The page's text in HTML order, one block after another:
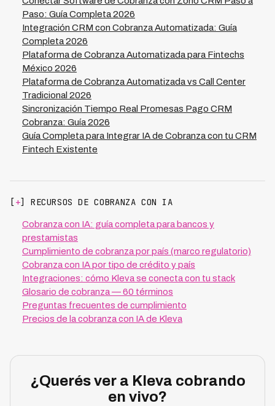
significativamente los resultados de cobranza
tradicional.
gestión multicanal, y sistemas de core bancario o billing
según tu industria. Kleva procesa más de 900,000
minutos mensuales coordinando datos de múltiples
fuentes para ofrecer experiencias de cobranza
contextualizadas. La arquitectura típica usa la
plataforma de cobranza como orquestador central que
consume APIs de diferentes sistemas según la
necesidad de cada gestión específica.
Paso: Guía Completa 2026
Integración CRM con Cobranza Automatizada: Guía
Completa 2026
Plataforma de Cobranza Automatizada para Fintechs
México 2026
Plataforma de Cobranza Automatizada vs Call Center
Tradicional 2026
Sincronización Tiempo Real Promesas Pago CRM
Cobranza: Guía 2026
Guía Completa para Integrar IA de Cobranza con tu CRM
Fintech Existente
[ +] RECURSOS DE COBRANZA CON IA
Cobranza con IA: guía completa para bancos y
prestamistas
Cumplimiento de cobranza por país (marco regulatorio)
Cobranza con IA por tipo de crédito y país
Integraciones: cómo Kleva se conecta con tu stack
Glosario de cobranza — 60 términos
Preguntas frecuentes de cumplimiento
Precios de la cobranza con IA de Kleva
¿Querés ver a Kleva cobrando
en vivo?